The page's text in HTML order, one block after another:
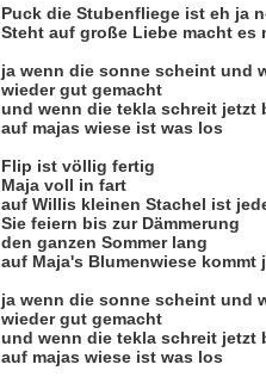
Puck die Stubenfliege ist eh ja
Steht auf große Liebe macht es
ja wenn die sonne scheint und
wieder gut gemacht
und wenn die tekla schreit jetzt
auf majas wiese ist was los
Flip ist völlig fertig
Maja voll in fart
auf Willis kleinen Stachel ist
Sie feiern bis zur Dämmerung
den ganzen Sommer lang
auf Maja's Blumenwiese kommt
ja wenn die sonne scheint und
wieder gut gemacht
und wenn die tekla schreit jetzt
auf majas wiese ist was los